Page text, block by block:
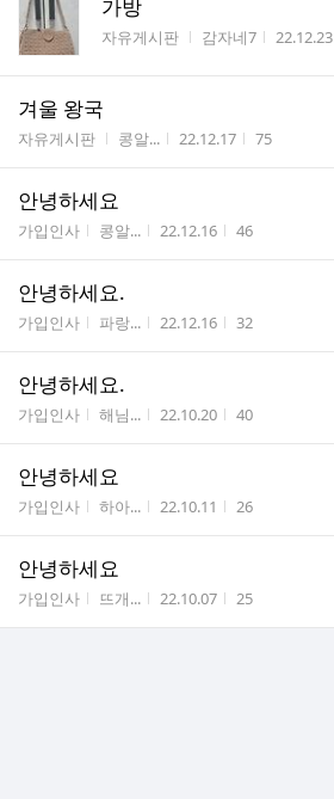
가방
게시판명
자유게시판 작성자
감자네7 작성시간
22.12.23
겨울 왕국
게시판명
자유게시판 작성자
콩알... 작성시간
22.12.17 조회수
75
안녕하세요
게시판명
가입인사 작성자
콩알... 작성시간
22.12.16 조회수
46
안녕하세요.
게시판명
가입인사 작성자
파랑... 작성시간
22.12.16 조회수
32
안녕하세요.
게시판명
가입인사 작성자
해님... 작성시간
22.10.20 조회수
40
안녕하세요
게시판명
가입인사 작성자
하아... 작성시간
22.10.11 조회수
26
안녕하세요
게시판명
가입인사 작성자
뜨개... 작성시간
22.10.07 조회수
25